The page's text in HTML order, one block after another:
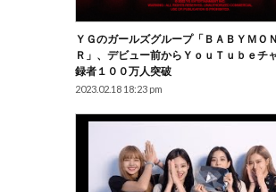
ＹＧのガールズグループ「ＢＡＢＹＭＯ
Ｒ」、デビュー前からＹｏｕＴｕｂｅチ
録者１００万人突破
2023.02.18 18:23 pm